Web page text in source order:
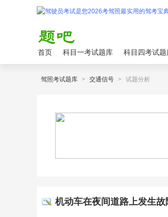
首页 科目一考试题库 科目四考试题
驾照考试题库 > 交通信号 > 试题分析
机动车在夜间道路上发生